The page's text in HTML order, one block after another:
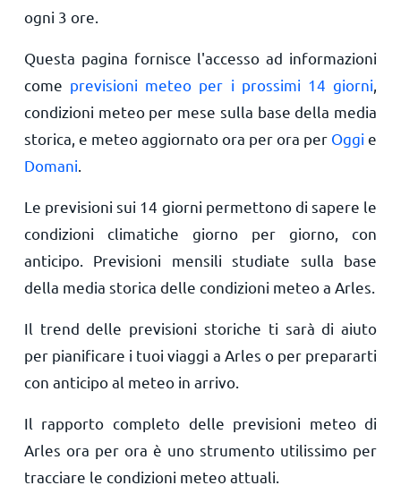
ogni 3 ore.
Questa pagina fornisce l'accesso ad informazioni
come previsioni meteo per i prossimi 14 giorni
condizioni meteo per mese sulla base della media
storica, e meteo aggiornato ora per ora per Oggi e
Domani
Le previsioni sui 14 giorni permettono di sapere le
condizioni climatiche giorno per giorno, con
anticipo. Previsioni mensili studiate sulla base
della media storica delle condizioni meteo a Arles.
Il trend delle previsioni storiche ti sarà di aiuto
per pianificare i tuoi viaggi a Arles o per prepararti
con anticipo al meteo in arrivo.
Il rapporto completo delle previsioni meteo di
Arles ora per ora è uno strumento utilissimo per
tracciare le condizioni meteo attuali.